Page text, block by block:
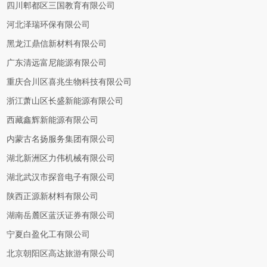
四川郫都区三国教育有限公司
河北泽瑞环保有限公司
黑龙江鼎信新材料有限公司
广东清远富尼能源有限公司
重庆合川区喜兆生物科技有限公司
浙江萧山区长盛新能源有限公司
西藏鑫辉新能源有限公司
内蒙古名扬服务集团有限公司
湖北新洲区力伟机械有限公司
湖北武汉市探音电子有限公司
陕西正源新材料有限公司
湖南岳麓区蓝沃证券有限公司
宁夏白盈化工有限公司
北京朝阳区高达旅游有限公司